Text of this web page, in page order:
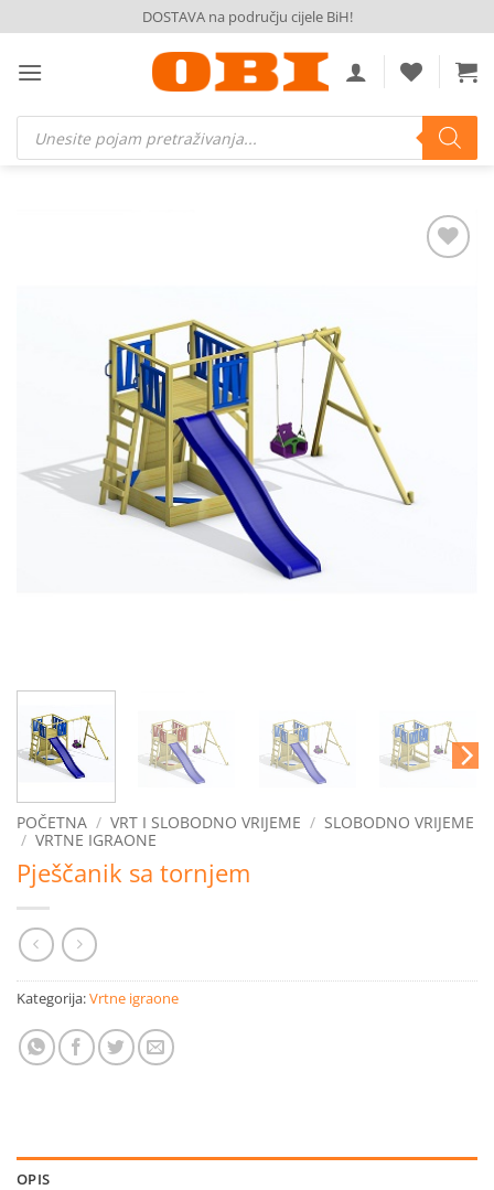
to
content
DOSTAVA na području cijele BiH!
Products
search
POČETNA / VRT I SLOBODNO VRIJEME / SLOBODNO VRIJEME
/ VRTNE IGRAONE
Pješčanik sa tornjem
Kategorija:Vrtne igraone
OPIS